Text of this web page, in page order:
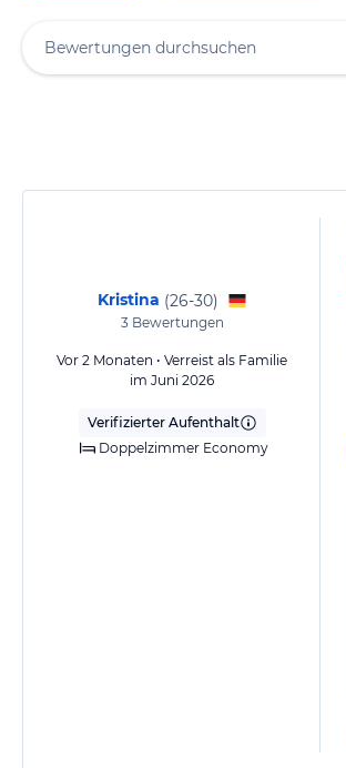
Kristina (26-30)
3Bewertungen
Vor 2 Monaten • Verreist als Familie
im Juni 2026
Verifizierter Aufenthalt
Doppelzimmer Economy